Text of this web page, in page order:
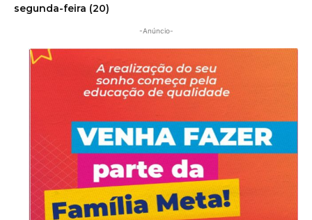
segunda-feira (20)
-Anúncio-